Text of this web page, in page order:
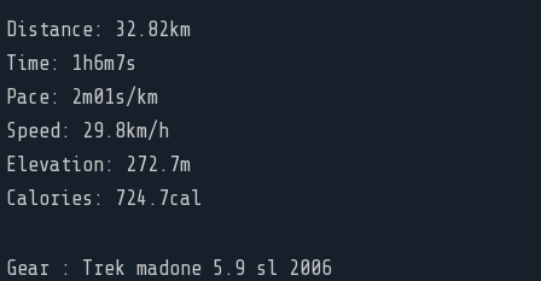
Distance: 32.82km
Time: 1h6m7s
Pace: 2m01s/km
Speed: 29.8km/h
Elevation: 272.7m
Calories: 724.7cal
Gear : Trek madone 5.9 sl 2006